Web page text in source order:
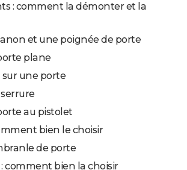
: comment la démonter et la
et une poignée de porte
plane
sur une porte
au pistolet
bien le choisir
de porte
comment bien la choisir